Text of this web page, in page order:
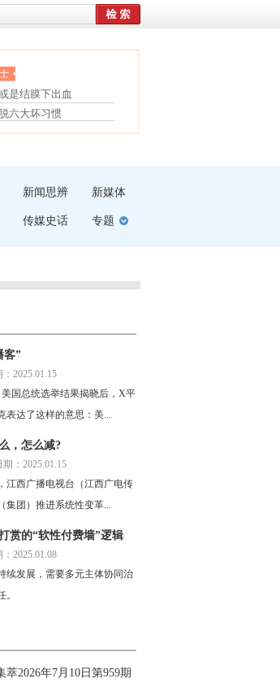
是结膜下出血
桠”宜写成“枝...
劳有三招
六大坏习惯
还是热敷
新闻思辨 新媒体
传媒史话 专题
客”
2025.01.15
国总统选举结果揭晓后，X平
表达了这样的意思：美...
，怎么减?
：2025.01.15
西广播电视台（江西广电传
集团）推进系统性变革...
赏的“软性付费墙”逻辑
2025.01.08
续发展，需要多元主体协同治
2026年7月10日第959期